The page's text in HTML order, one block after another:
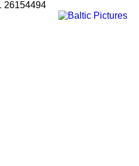
26154494